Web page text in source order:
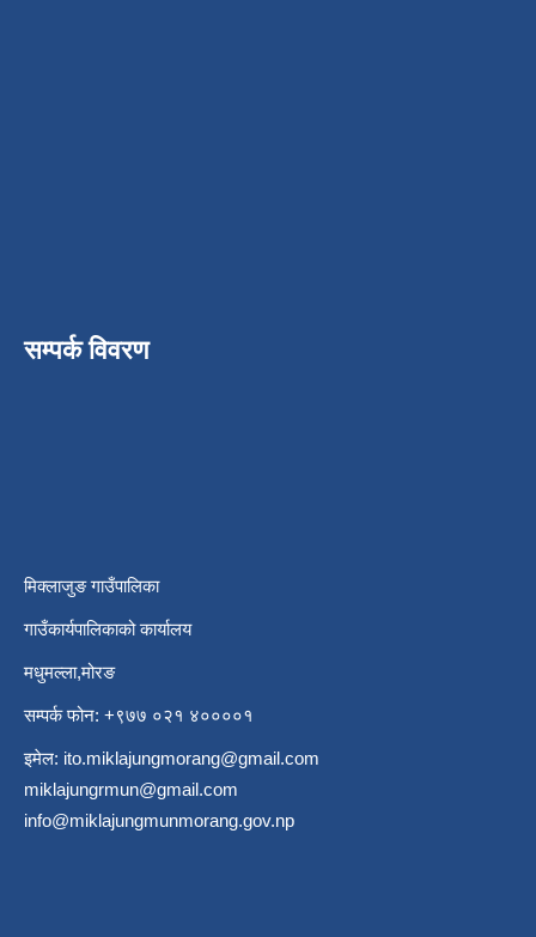
सम्पर्क विवरण
मिक्लाजुङ गाउँपालिका
गाउँकार्यपालिकाको कार्यालय
मधुमल्ला,मोरङ
सम्पर्क फोन: +९७७ ०२१ ४००००१
इमेल: ito.miklajungmorang@gmail.com
miklajungrmun@gmail.com
info@miklajungmunmorang.gov.np